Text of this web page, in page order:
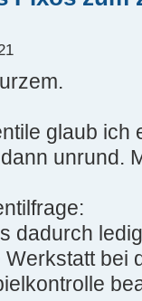
glaub ich
unrund.
dadurch
bei